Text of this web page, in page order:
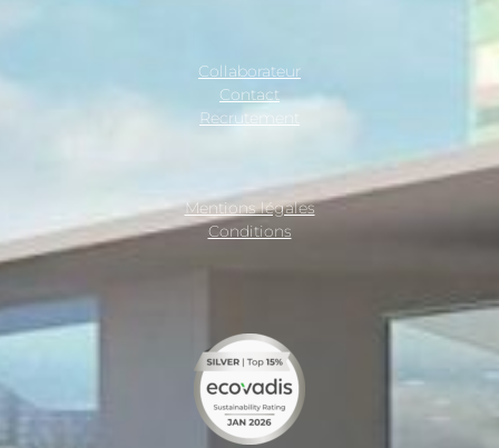
Collaborateur
Contact
Recrutement
Mentions légales
Conditions